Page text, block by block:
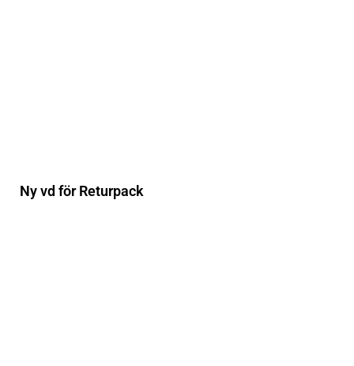
Ny vd för Returpack